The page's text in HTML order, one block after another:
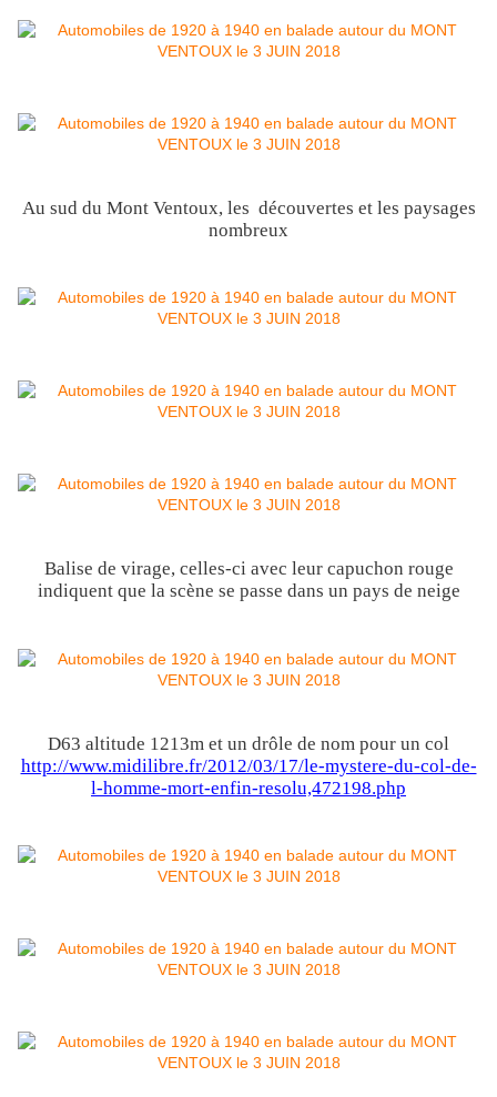
Au sud du Mont Ventoux, les découvertes et les paysages
nombreux
Balise de virage, celles-ci avec leur capuchon rouge
indiquent que la scène se passe dans un pays de neige
D63 altitude 1213m et un drôle de nom pour un col
http://www.midilibre.fr/2012/03/17/le-mystere-du-col-de-
l-homme-mort-enfin-resolu,472198.php